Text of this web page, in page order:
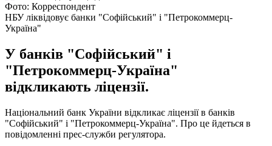
Фото: Корреспондент
НБУ ліквідовує банки "Софійський" і "Петрокоммерц-
Україна"
У банків "Софійський" і
"Петрокоммерц-Україна"
відкликають ліцензії.
Національний банк України відкликає ліцензії в банків
"Софійський" і "Петрокоммерц-Україна". Про це йдеться в
повідомленні прес-служби регулятора.